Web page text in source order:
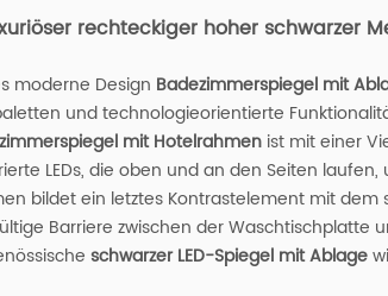
rechteckiger hoher schwarzer
moderne Design Badezimmerspiegel mit
und technologieorientierte
mit Hotelrahmenist mit einer
LEDs, die oben und an den Seiten
bildet ein letztes Kontrastelement mit
Barriere zwischen der Waschtischplatte
schwarzer LED-Spiegel mit Ablage